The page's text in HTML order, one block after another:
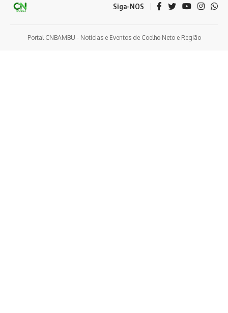
Siga-NOS
Portal CNBAMBU - Notícias e Eventos de Coelho Neto e Região